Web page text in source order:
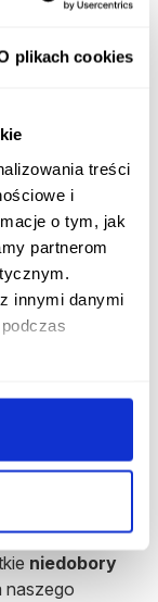
plikach cookies
treści
i
o tym, jak
partnerom
innymi danymi
życia:
dzień.
wytycznymi i
różne dla
witaminy
być o 40%
czy
C?
niedobory
naszego